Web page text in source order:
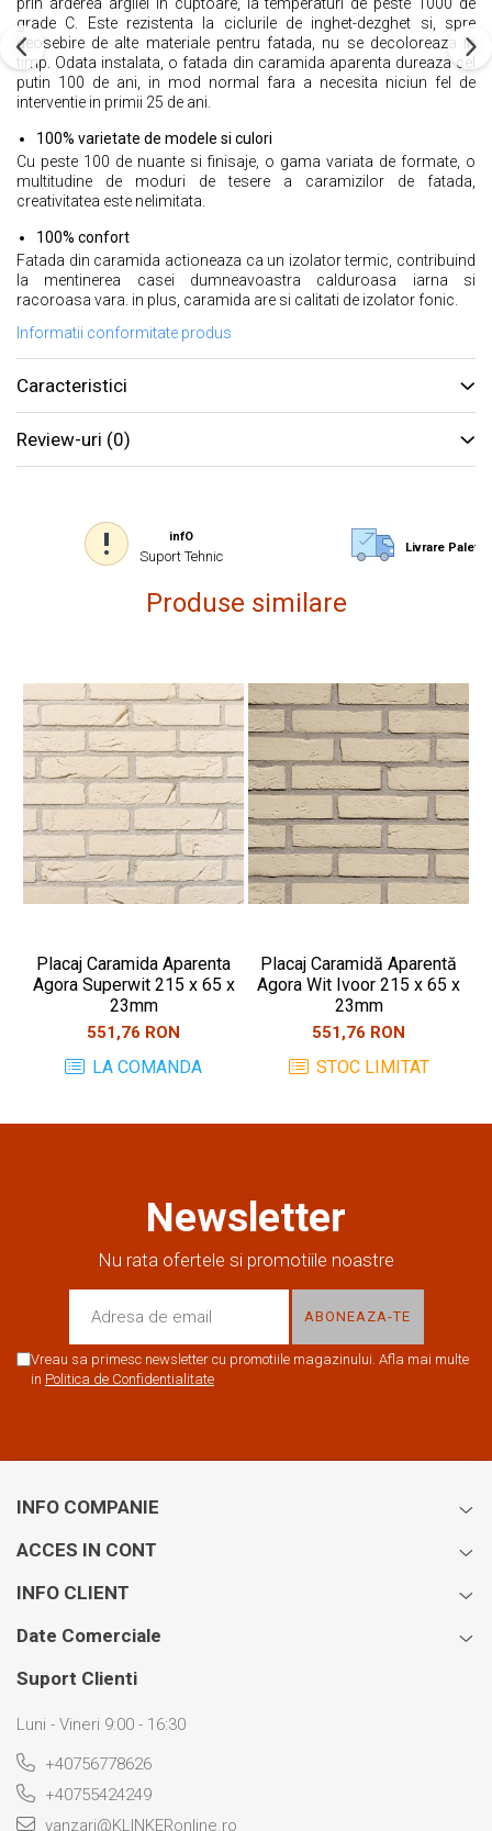
prin arderea argilei in cuptoare, la temperaturi de peste 1000 de
grade C. Este rezistenta la ciclurile de inghet-dezghet si, spre
deosebire de alte materiale pentru fatada, nu se decoloreaza in
timp. Odata instalata, o fatada din caramida aparenta dureaza cel
putin 100 de ani, in mod normal fara a necesita niciun fel de
interventie in primii 25 de ani.
100% varietate de modele si culori
Cu peste 100 de nuante si finisaje, o gama variata de formate, o
multitudine de moduri de tesere a caramizilor de fatada,
creativitatea este nelimitata.
100% confort
Fatada din caramida actioneaza ca un izolator termic, contribuind
la mentinerea casei dumneavoastra calduroasa iarna si
racoroasa vara. in plus, caramida are si calitati de izolator fonic.
Informatii conformitate produs
Caracteristici
Review-uri (0)
infO
Suport Tehnic Livrare
Produse similare
Placaj Caramida Aparenta
Agora Superwit 215 x 65 x
23mm
551,76 RON
LA COMANDA
Placaj Caramidă Aparentă
Agora Wit Ivoor 215 x 65 x
23mm
551,76 RON
STOC LIMITAT
Newsletter
Nu rata ofertele si promotiile noastre
Vreau sa primesc newsletter cu promotiile magazinului. Afla mai multe
in Politica de Confidentialitate
INFO COMPANIE
ACCES IN CONT
INFO CLIENT
Date Comerciale
Suport Clienti
Luni - Vineri 9:00 - 16:30
+40756778626
+40755424249
vanzari@KLINKERonline.ro